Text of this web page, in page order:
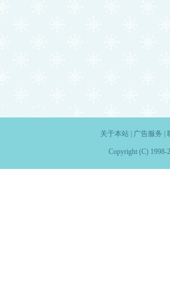
关于本站| 广告服务
Copyright (C) 1998-